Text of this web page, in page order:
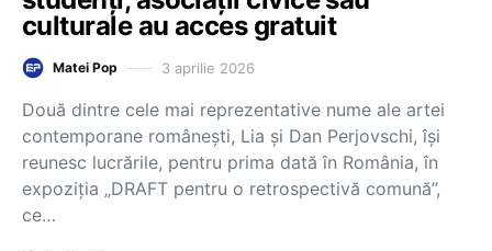
culturale au acces gratuit
Matei Pop 3 aprilie 2026
Două dintre cele mai reprezentative nume ale artei
contemporane românești, Lia și Dan Perjovschi, își
reunesc lucrările, pentru prima dată în România, în
expoziția „DRAFT pentru o retrospectivă comună”,
ce…